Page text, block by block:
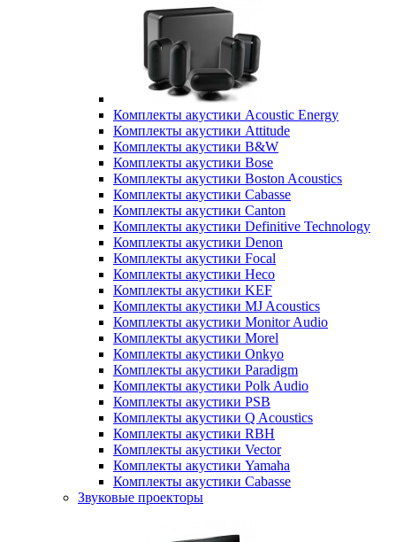
Комплекты акустики Acoustic Energy
Комплекты акустики Attitude
Комплекты акустики B&W
Комплекты акустики Bose
Комплекты акустики Boston Acoustics
Комплекты акустики Cabasse
Комплекты акустики Canton
Комплекты акустики Definitive Technology
Комплекты акустики Denon
Комплекты акустики Focal
Комплекты акустики Heco
Комплекты акустики KEF
Комплекты акустики MJ Acoustics
Комплекты акустики Monitor Audio
Комплекты акустики Morel
Комплекты акустики Onkyo
Комплекты акустики Paradigm
Комплекты акустики Polk Audio
Комплекты акустики PSB
Комплекты акустики Q Acoustics
Комплекты акустики RBH
Комплекты акустики Vector
Комплекты акустики Yamaha
Комплекты акустики Сabasse
Звуковые проекторы